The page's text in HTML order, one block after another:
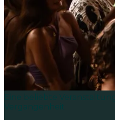
Eine beliebte
Vergangenheit